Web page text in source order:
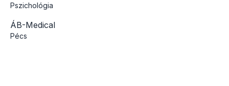
Pszichológia
ÁB-Medical
Pécs